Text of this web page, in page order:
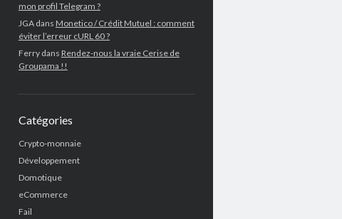
mon profil Telegram ?
JGAdans Monetico / Crédit Mutuel : comment
éviter l’erreur cURL 60 ?
Ferrydans Rendez-nous la vraie Cerise de
Groupama !!
Catégories
Crypto-monnaie
Développement
Domotique
eCommerce
Fail